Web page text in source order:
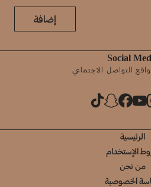
إضافة
Social
التواصل الاجتماعي
نحن
الخصوصية